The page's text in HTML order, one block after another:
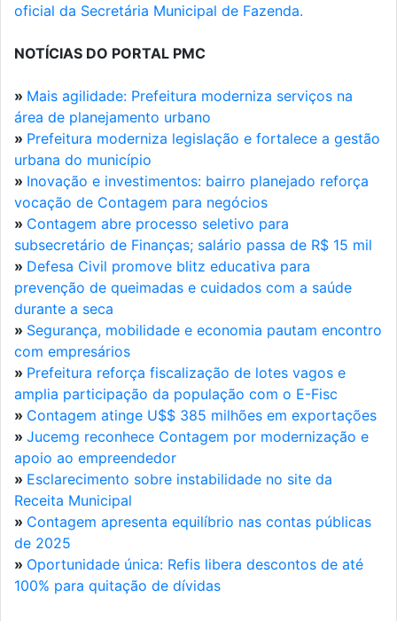
oficial da Secretária Municipal de Fazenda.
NOTÍCIAS DO PORTAL PMC
» Mais agilidade: Prefeitura moderniza serviços na
área de planejamento urbano
» Prefeitura moderniza legislação e fortalece a gestão
urbana do município
» Inovação e investimentos: bairro planejado reforça
vocação de Contagem para negócios
» Contagem abre processo seletivo para
subsecretário de Finanças; salário passa de R$ 15 mil
» Defesa Civil promove blitz educativa para
prevenção de queimadas e cuidados com a saúde
durante a seca
» Segurança, mobilidade e economia pautam encontro
com empresários
» Prefeitura reforça fiscalização de lotes vagos e
amplia participação da população com o E-Fisc
» Contagem atinge U$$ 385 milhões em exportações
» Jucemg reconhece Contagem por modernização e
apoio ao empreendedor
» Esclarecimento sobre instabilidade no site da
Receita Municipal
» Contagem apresenta equilíbrio nas contas públicas
de 2025
» Oportunidade única: Refis libera descontos de até
100% para quitação de dívidas